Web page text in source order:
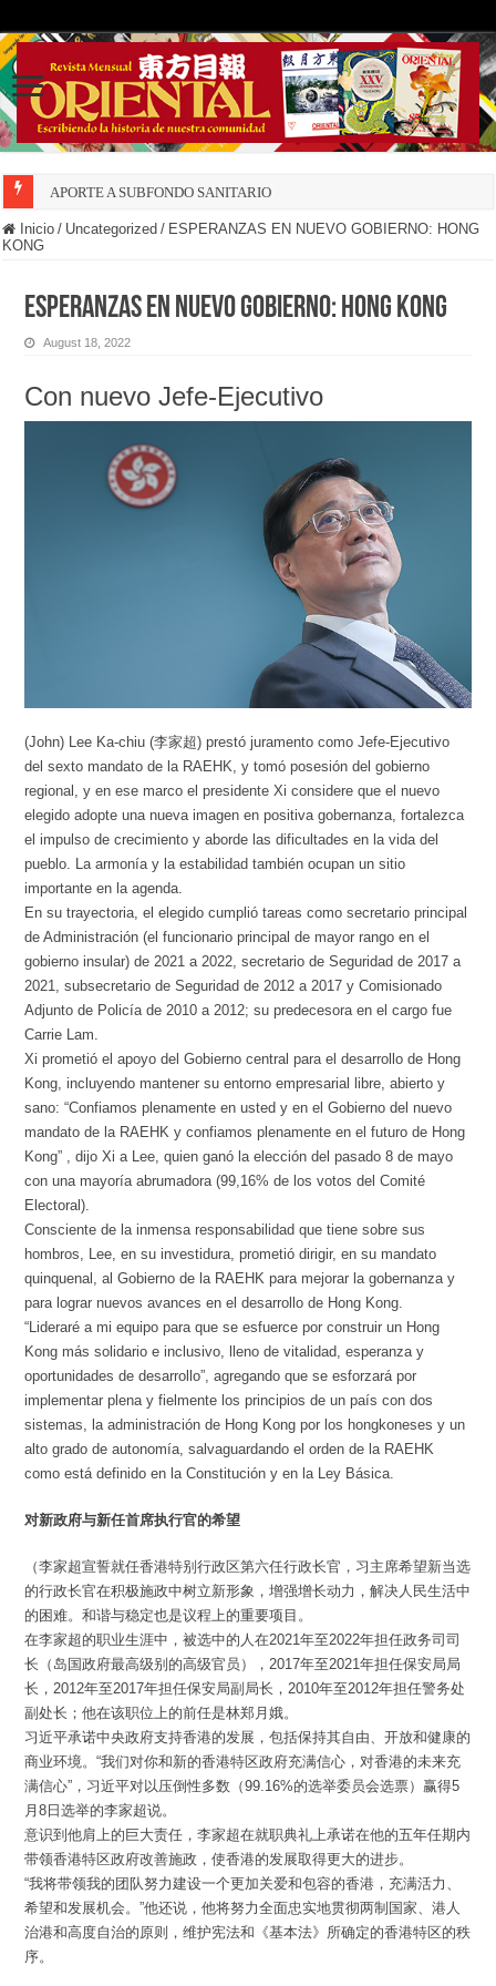
APORTE A SUBFONDO SANITARIO
Inicio / Uncategorized / ESPERANZAS EN NUEVO GOBIERNO: HONG
KONG
ESPERANZAS EN NUEVO GOBIERNO: HONG KONG
August 18, 2022
Con nuevo Jefe-Ejecutivo
(John) Lee Ka-chiu (李家超) prestó juramento como Jefe-Ejecutivo
del sexto mandato de la RAEHK, y tomó posesión del gobierno
regional, y en ese marco el presidente Xi considere que el nuevo
elegido adopte una nueva imagen en positiva gobernanza, fortalezca
el impulso de crecimiento y aborde las dificultades en la vida del
pueblo. La armonía y la estabilidad también ocupan un sitio
importante en la agenda.
En su trayectoria, el elegido cumplió tareas como secretario principal
de Administración (el funcionario principal de mayor rango en el
gobierno insular) de 2021 a 2022, secretario de Seguridad de 2017 a
2021, subsecretario de Seguridad de 2012 a 2017 y Comisionado
Adjunto de Policía de 2010 a 2012; su predecesora en el cargo fue
Carrie Lam.
Xi prometió el apoyo del Gobierno central para el desarrollo de Hong
Kong, incluyendo mantener su entorno empresarial libre, abierto y
sano: “Confiamos plenamente en usted y en el Gobierno del nuevo
mandato de la RAEHK y confiamos plenamente en el futuro de Hong
Kong” , dijo Xi a Lee, quien ganó la elección del pasado 8 de mayo
con una mayoría abrumadora (99,16% de los votos del Comité
Electoral).
Consciente de la inmensa responsabilidad que tiene sobre sus
hombros, Lee, en su investidura, prometió dirigir, en su mandato
quinquenal, al Gobierno de la RAEHK para mejorar la gobernanza y
para lograr nuevos avances en el desarrollo de Hong Kong.
“Lideraré a mi equipo para que se esfuerce por construir un Hong
Kong más solidario e inclusivo, lleno de vitalidad, esperanza y
oportunidades de desarrollo”, agregando que se esforzará por
implementar plena y fielmente los principios de un país con dos
sistemas, la administración de Hong Kong por los hongkoneses y un
alto grado de autonomía, salvaguardando el orden de la RAEHK
como está definido en la Constitución y en la Ley Básica.
对新政府与新任首席执行官的希望
（李家超宣誓就任香港特别行政区第六任行政长官，习主席希望新当选
的行政长官在积极施政中树立新形象，增强增长动力，解决人民生活中
的困难。和谐与稳定也是议程上的重要项目。
在李家超的职业生涯中，被选中的人在2021年至2022年担任政务司司
长（岛国政府最高级别的高级官员），2017年至2021年担任保安局局
长，2012年至2017年担任保安局副局长，2010年至2012年担任警务处
副处长；他在该职位上的前任是林郑月娥。
习近平承诺中央政府支持香港的发展，包括保持其自由、开放和健康的
商业环境。“我们对你和新的香港特区政府充满信心，对香港的未来充
满信心”，习近平对以压倒性多数（99.16%的选举委员会选票）赢得5
月8日选举的李家超说。
意识到他肩上的巨大责任，李家超在就职典礼上承诺在他的五年任期内
带领香港特区政府改善施政，使香港的发展取得更大的进步。
“我将带领我的团队努力建设一个更加关爱和包容的香港，充满活力、
希望和发展机会。”他还说，他将努力全面忠实地贯彻两制国家、港人
治港和高度自治的原则，维护宪法和《基本法》所确定的香港特区的秩
序。